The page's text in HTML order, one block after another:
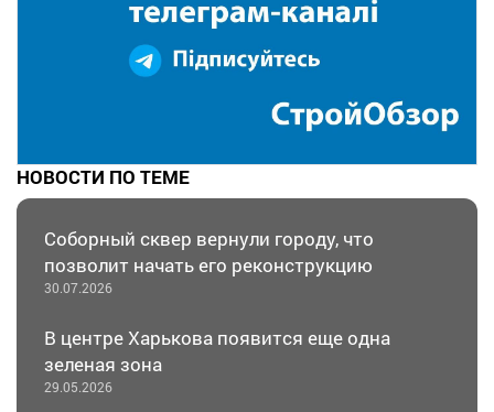
НОВОСТИ ПО ТЕМЕ
Соборный сквер вернули городу, что
позволит начать его реконструкцию
30.07.2026
В центре Харькова появится еще одна
зеленая зона
29.05.2026